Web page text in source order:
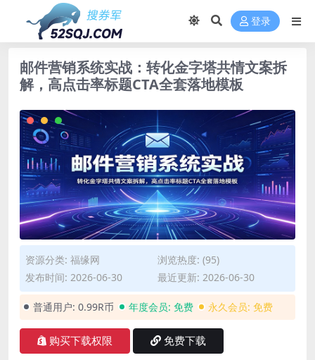
登录
邮件营销系统实战：转化金字塔共情文案拆
解，高点击率标题CTA全套落地模板
资源分类: 福缘网
浏览热度: (95)
发布时间: 2026-06-30
最近更新: 2026-06-30
普通用户: 0.99R币 年度会员: 免费 永久会员: 免费
购买下载权限 免费下载